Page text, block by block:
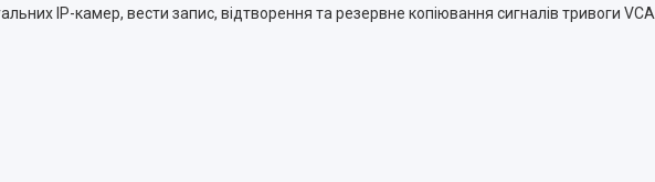
IP-камер, вести запис, відтворення та резервне копіювання сигналів тривоги VCA.